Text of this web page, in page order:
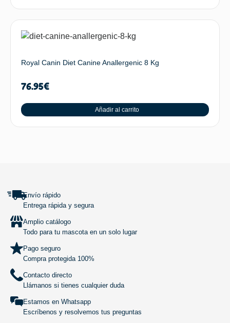
Royal Canin Diet Canine Anallergenic 8 Kg
76.95€
Añadir al carrito
Envío rápido
Entrega rápida y segura
Amplio catálogo
Todo para tu mascota en un solo lugar
Pago seguro
Compra protegida 100%
Contacto directo
Llámanos si tienes cualquier duda
Estamos en Whatsapp
Escríbenos y resolvemos tus preguntas